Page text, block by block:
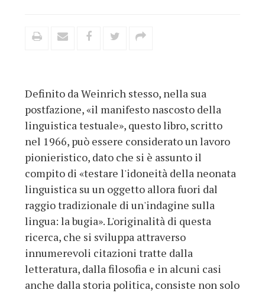
Definito da Weinrich stesso, nella sua
postfazione, «il manifesto nascosto della
linguistica testuale», questo libro, scritto
nel 1966, può essere considerato un lavoro
pionieristico, dato che si è assunto il
compito di «testare l'idoneità della neonata
linguistica su un oggetto allora fuori dal
raggio tradizionale di un'indagine sulla
lingua: la bugia». L'originalità di questa
ricerca, che si sviluppa attraverso
innumerevoli citazioni tratte dalla
letteratura, dalla filosofia e in alcuni casi
anche dalla storia politica, consiste non solo